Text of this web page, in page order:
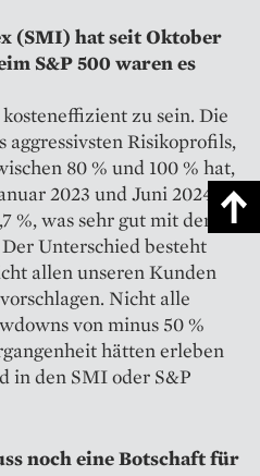
(SMI) hat seit Oktober
S&P 500 waren es
zu sein. Die
Risikoprofils,
80 % und 100 % hat,
2023 und Juni 2024
%, was sehr gut mit den
Unterschied besteht
allen unseren Kunden
Nicht alle
von minus 50 %
hätten erleben
in den SMI oder S&P
noch eine Botschaft für